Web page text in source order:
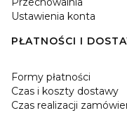
Ustawienia konta
PŁATNOŚCI I
Formy płatności
Czas i koszty dostawy
Czas realizacji